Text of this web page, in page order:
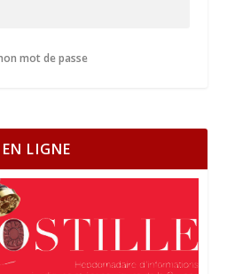
mot de passe
LIGNE